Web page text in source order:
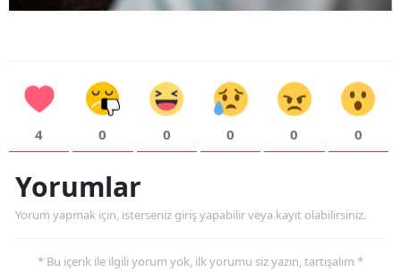
4 0 0 0 0 0
Yorumlar
Yorum yapmak için, isterseniz giriş yapabilir veya kayıt olabilirsiniz.
* Bu içerik ile ilgili yorum yok, ilk yorumu siz yazın, tartışalım *